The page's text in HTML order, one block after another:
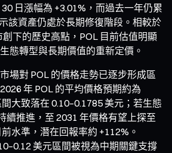
日漲幅為 +3.01%，而過去一年仍累
該資產仍處於長期修復階段。相較於
下的歷史高點，POL 目前估值明顯
態轉型與長期價值的重新定價。
場對 POL 的價格走勢已逐步形成區
年 POL 的平均價格預期約為
大致落在 0.10–0.1785 美元；若生態
續推進，至 2031 年價格有望上探至
水準，潛在回報率約 +112%。
美元區間被視為中期關鍵支撐